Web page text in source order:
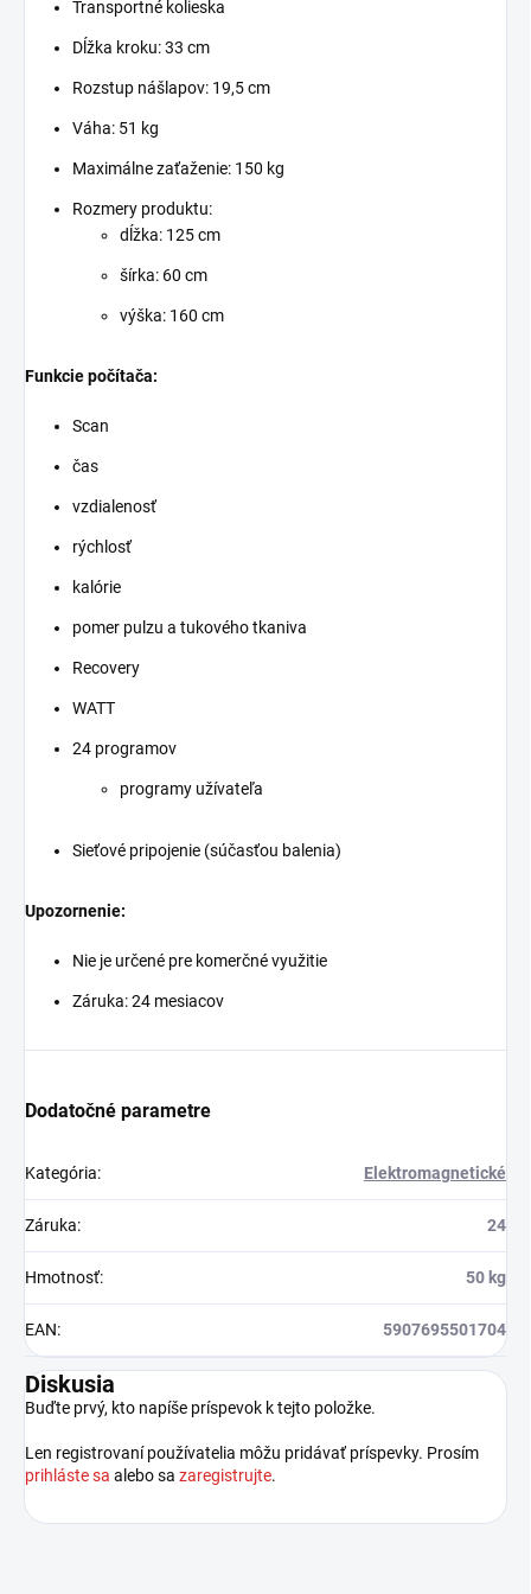
Transportné kolieska
Dĺžka kroku: 33 cm
Rozstup nášlapov: 19,5 cm
Váha: 51 kg
Maximálne zaťaženie: 150 kg
Rozmery produktu:
dĺžka: 125 cm
šírka: 60 cm
výška: 160 cm
Funkcie počítača:
Scan
čas
vzdialenosť
rýchlosť
kalórie
pomer pulzu a tukového tkaniva
Recovery
WATT
24 programov
programy užívateľa
Sieťové pripojenie (súčasťou balenia)
Upozornenie:
Nie je určené pre komerčné využitie
Záruka: 24 mesiacov
Dodatočné parametre
Kategória: Elektromagnetické
Záruka: 24
Hmotnosť: 50 kg
EAN: 5907695501704
Diskusia
Buďte prvý, kto napíše príspevok k tejto položke.
Len registrovaní používatelia môžu pridávať príspevky. Prosím
prihláste sa alebo sa zaregistrujte.